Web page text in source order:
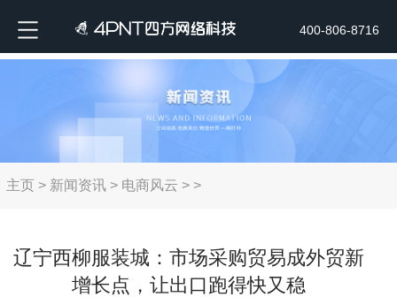
400-806-8716
主页> 新闻资讯> 电商风云 > >
辽宁西柳服装城：市场采购贸易成外贸新
增长点，让出口跑得快又稳